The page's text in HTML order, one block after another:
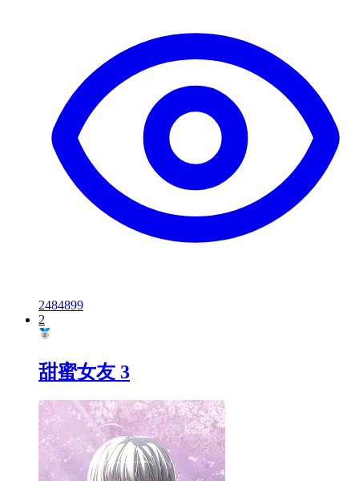
2484899
2
甜蜜女友 3